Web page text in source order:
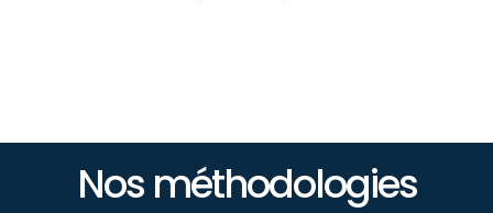
Nos méthodologies